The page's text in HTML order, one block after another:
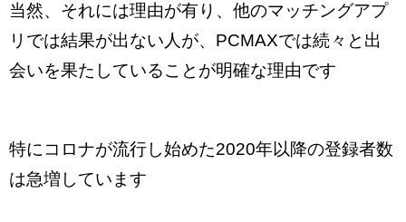
当然、それには理由が有り、他のマッチングアプ
リでは結果が出ない人が、PCMAXでは続々と出
会いを果たしていることが明確な理由です
特にコロナが流行し始めた2020年以降の登録者数
は急増しています